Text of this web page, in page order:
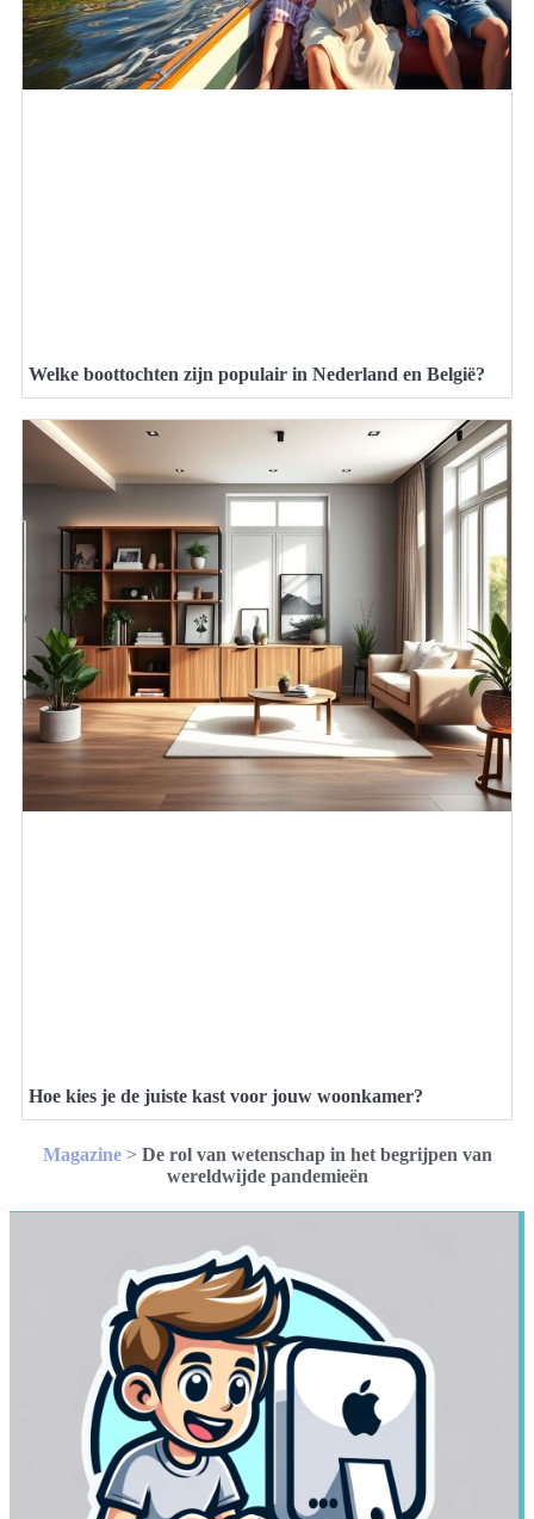
Welke boottochten zijn populair in Nederland en België?
Hoe kies je de juiste kast voor jouw woonkamer?
Magazine> De rol van wetenschap in het begrijpen van
wereldwijde pandemieën